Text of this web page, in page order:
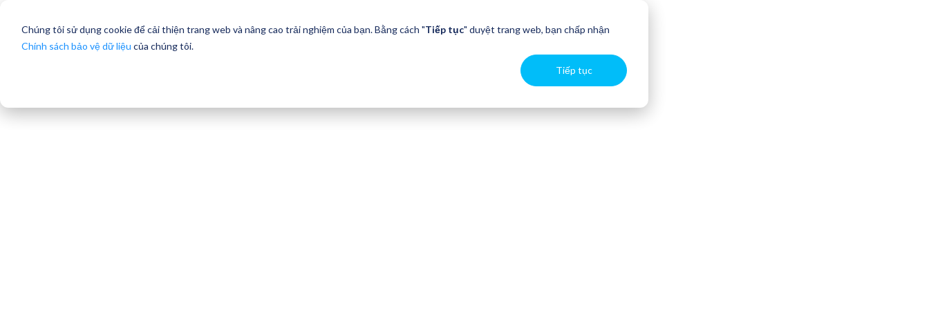
Chúng tôi sử dụng cookie để cải thiện trang web và nâng cao trải nghiệm của bạn. Bằng cách "Tiếp tục" duyệt trang web, bạn chấp nhận
Chính sách bảo vệ dữ liệu của chúng tôi.
Tiếp tục